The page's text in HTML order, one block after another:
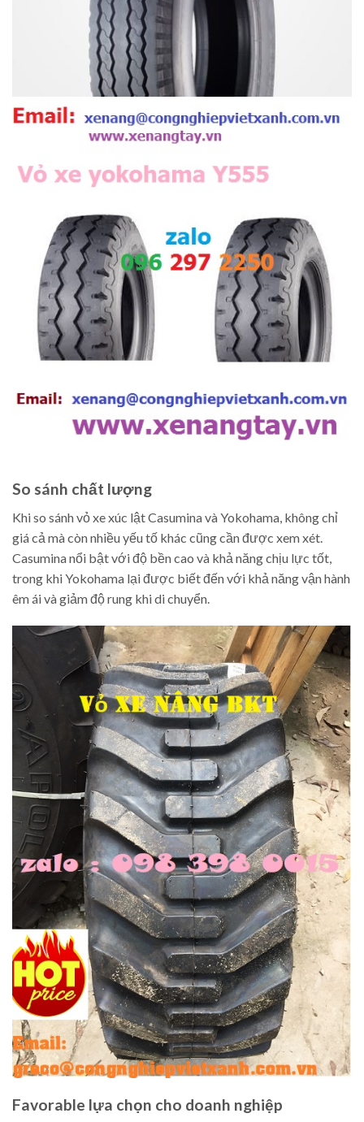
So sánh chất lượng
Khi so sánh vỏ xe xúc lật Casumina và Yokohama, không chỉ
giá cả mà còn nhiều yếu tố khác cũng cần được xem xét.
Casumina nổi bật với độ bền cao và khả năng chịu lực tốt,
trong khi Yokohama lại được biết đến với khả năng vận hành
êm ái và giảm độ rung khi di chuyển.
Favorable lựa chọn cho doanh nghiệp